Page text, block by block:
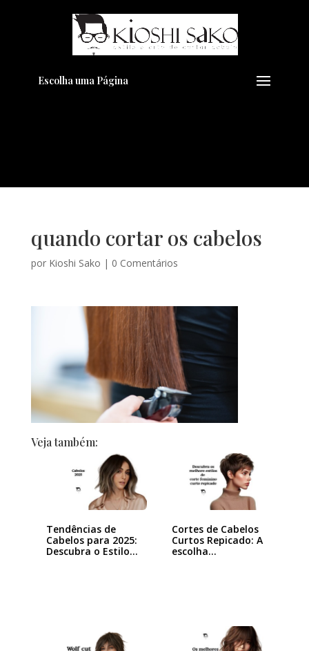
Escolha uma Página
quando cortar os cabelos
por Kioshi Sako | 0 Comentários
Veja também:
Tendências de
Cabelos para 2025:
Descubra o Estilo…
Cortes de Cabelos
Curtos Repicado: A
escolha…
Pensando em transformar seu
Visual??